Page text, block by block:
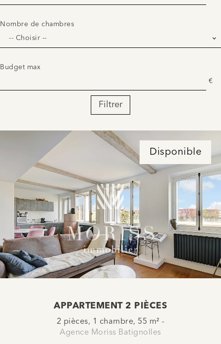
Nombre de chambres
-- Choisir --
Budget max
€
Filtrer
Disponible
APPARTEMENT 2 PIÈCES
2 pièces, 1 chambre, 55 m² -
Agence Moriss Batignolles